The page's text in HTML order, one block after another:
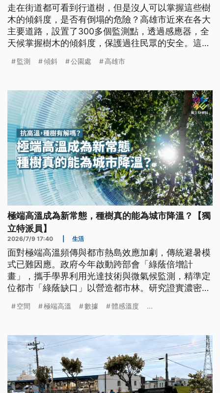
走在街道都可看到行道樹，但是沒人可以掌握這些樹
木的傾斜度，是否有倒塌的危險？高雄市近來在各大
主要道路，設置了300多個監測點，透過感應器，全
天候掌握樹木的傾斜度，保護過往民眾的安全。這種
監測 傾斜 公園處 高雄市
極端高溫成為新常態，種樹真的能為城市降溫？【獨
立特派員】
2026/7/9 17:40 生活
面對極端高溫頻傳與都市熱島效應加劇，傳統避暑模
式已難因應。政府今年啟動跨部會「綠蔭倍增計
畫」，攜手學界利用光達技術與微氣候監測，精準定
位都市「綠蔭缺口」以營造都市林。研究證實濃密樹
防範路樹倒伏風險。透過科學化種樹、數位模擬與永
空間 極端高溫 數據 體感溫度 ...